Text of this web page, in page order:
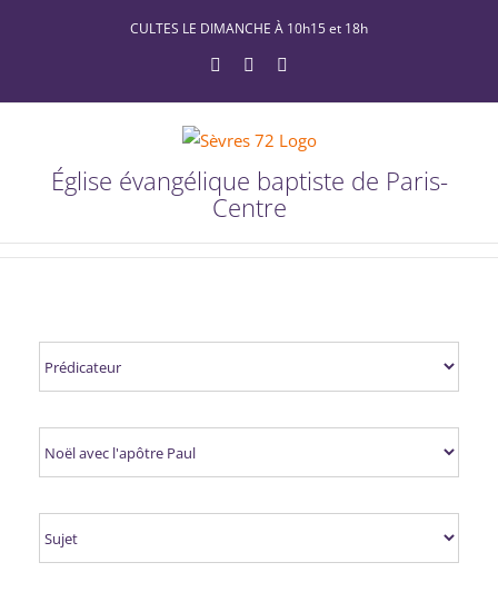
CULTES LE DIMANCHE À 10h15 et 18h
YouTubeFacebook
Église évangélique baptiste de Paris-
Centre